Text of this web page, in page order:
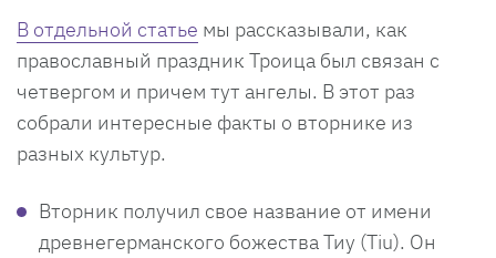
В отдельной статье мы рассказывали, как
православный праздник Троица был связан с
четвергом и причем тут ангелы. В этот раз
собрали интересные факты о вторнике из
разных культур.
Вторник получил свое название от имени
древнегерманского божества Тиу (Tiu). Он